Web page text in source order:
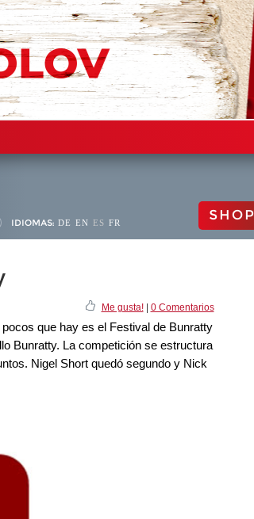
IDIOMAS: DE EN ES FR SHOP
Me gusta!| 0 Comentarios
que hay es el Festival de Bunratty
Bunratty. La competición se estructura
Nigel Short quedó segundo y Nick